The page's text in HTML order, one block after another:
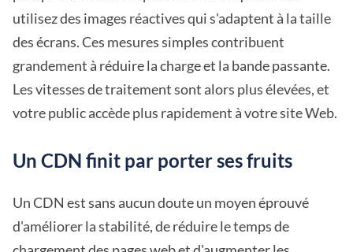
utilisez des images réactives qui s'adaptent à la taille
des écrans. Ces mesures simples contribuent
grandement à réduire la charge et la bande passante.
Les vitesses de traitement sont alors plus élevées, et
votre public accède plus rapidement à votre site Web.
Un CDN finit par porter ses fruits
Un CDN est sans aucun doute un moyen éprouvé
d'améliorer la stabilité, de réduire le temps de